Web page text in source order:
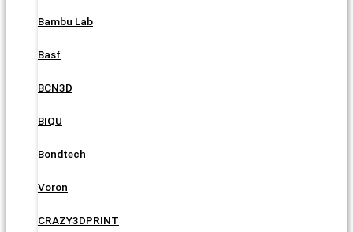
Bambu Lab
Basf
BCN3D
BIQU
Bondtech
Voron
CRAZY3DPRINT